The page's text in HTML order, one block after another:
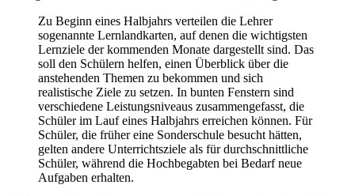
Zu Beginn eines Halbjahrs verteilen die Lehrer
sogenannte Lernlandkarten, auf denen die wichtigsten
Lernziele der kommenden Monate dargestellt sind. Das
soll den Schülern helfen, einen Überblick über die
anstehenden Themen zu bekommen und sich
realistische Ziele zu setzen. In bunten Fenstern sind
verschiedene Leistungsniveaus zusammen­gefasst, die
Schüler im Lauf eines Halbjahrs erreichen können. Für
Schüler, die früher eine Sonderschule besucht hätten,
gelten andere Unterrichtsziele als für durchschnittliche
Schüler, während die Hochbegabten bei Bedarf neue
Aufgaben erhalten.